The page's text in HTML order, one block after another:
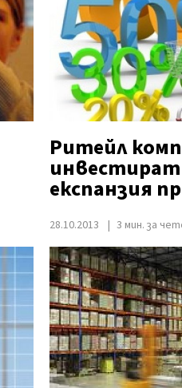
Ритейл
инвестират
експанзия
28.10.2013 3 мин. за